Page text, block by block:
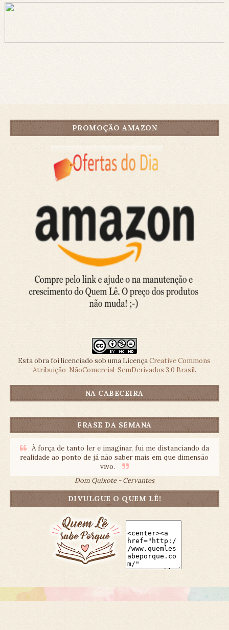
PROMOÇÃO AMAZON
Esta obra foi licenciado sob uma LicençaCreative Commons
Atribuição-NãoComercial-SemDerivados 3.0 Brasil.
NA CABECEIRA
FRASE DA SEMANA
À força de tanto ler e imaginar, fui me distanciando da
realidade ao ponto de já não saber mais em que dimensão
vivo.
Dom Quixote - Cervantes
DIVULGUE O QUEM LÊ!